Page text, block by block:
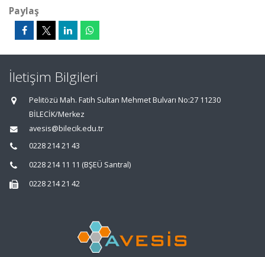
Paylaş
İletişim Bilgileri
Pelitözü Mah. Fatih Sultan Mehmet Bulvarı No:27 11230
BİLECİK/Merkez
avesis@bilecik.edu.tr
0228 214 21 43
0228 214 11 11 (BŞEÜ Santral)
0228 214 21 42